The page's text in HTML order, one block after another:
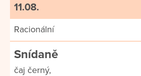
11.08.
Racionální
Snídaně
čaj černý,